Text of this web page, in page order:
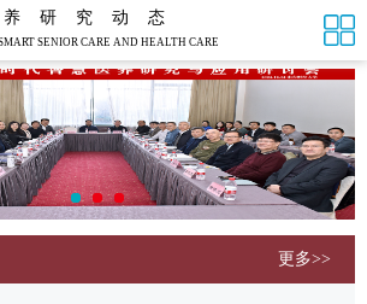
研究动态
SENIOR CARE AND HEALTH CARE
更多>>